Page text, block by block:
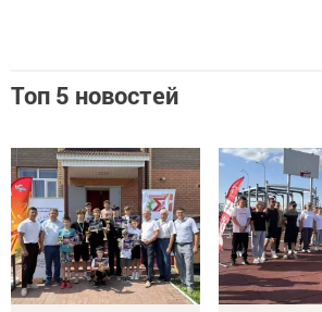
Топ 5 новостей